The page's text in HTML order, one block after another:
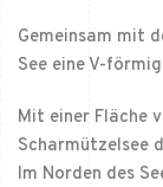
Gemeinsam mit
See eine V-
Mit einer Fläche
Scharmützelsee
Im Norden des